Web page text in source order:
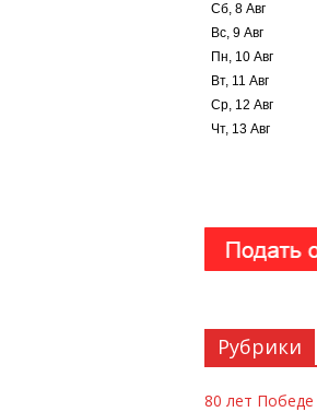
Сб, 8 Авг
Вс, 9 Авг
Пн, 10 Авг
Вт, 11 Авг
Ср, 12 Авг
Чт, 13 Авг
Рубрики
80 лет Победе